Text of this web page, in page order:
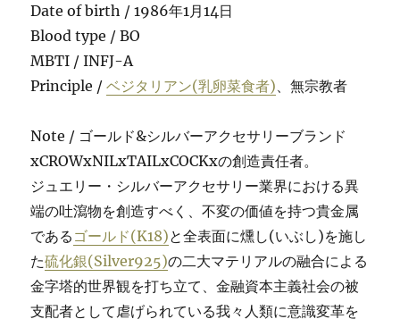
Date of birth / 1986年1月14日
Blood type / BO
MBTI / INFJ-A
Principle /ベジタリアン(乳卵菜食者) 、無宗教者
Note / ゴールド&シルバーアクセサリーブランド
xCROWxNILxTAILxCOCKxの創造責任者。
ジュエリー・シルバーアクセサリー業界における異
端の吐瀉物を創造すべく、不変の価値を持つ貴金属
である ゴールド(K18)と全表面に燻し(いぶし)を施し
た硫化銀(Silver925)の二大マテリアルの融合による
金字塔的世界観を打ち立て、金融資本主義社会の被
支配者として虐げられている我々人類に意識変革を